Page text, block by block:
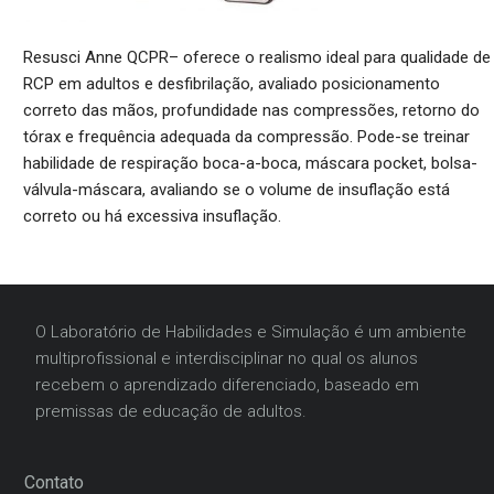
Resusci Anne QCPR– oferece o realismo ideal para qualidade de
RCP em adultos e desfibrilação, avaliado posicionamento
correto das mãos, profundidade nas compressões, retorno do
tórax e frequência adequada da compressão. Pode-se treinar
habilidade de respiração boca-a-boca, máscara pocket, bolsa-
válvula-máscara, avaliando se o volume de insuflação está
correto ou há excessiva insuflação.
O Laboratório de Habilidades e Simulação é um ambiente
multiprofissional e interdisciplinar no qual os alunos
recebem o aprendizado diferenciado, baseado em
premissas de educação de adultos.
Contato